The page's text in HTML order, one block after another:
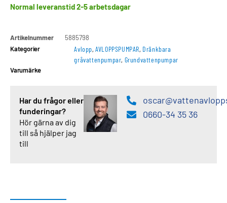
Normal leveranstid 2-5 arbetsdagar
Artikelnummer
5885798
Kategorier
Avlopp,AVLOPPSPUMPAR, Dränkbara
gråvattenpumpar, Grundvattenpumpar
Varumärke
Har du frågor eller
funderingar?
Hör gärna av dig
till så hjälper jag
till
0660-34 35 36